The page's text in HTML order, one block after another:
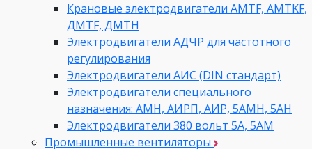
Крановые электродвигатели AMTF, AMTKF,
ДMTF, ДМТН
Электродвигатели АДЧР для частотного
регулирования
Электродвигатели АИС (DIN стандарт)
Электродвигатели специального
назначения: АМН, АИРП, АИР, 5АМН, 5АН
Электродвигатели 380 вольт 5А, 5АМ
Промышленные вентиляторы